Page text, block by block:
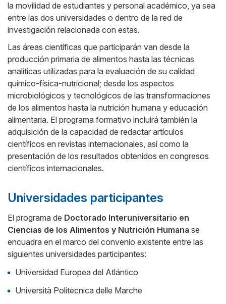
la movilidad de estudiantes y personal académico, ya sea
entre las dos universidades o dentro de la red de
investigación relacionada con estas.
Las áreas científicas que participarán van desde la
producción primaria de alimentos hasta las técnicas
analíticas utilizadas para la evaluación de su calidad
químico-física-nutricional; desde los aspectos
microbiológicos y tecnológicos de las transformaciones
de los alimentos hasta la nutrición humana y educación
alimentaria. El programa formativo incluirá también la
adquisición de la capacidad de redactar artículos
científicos en revistas internacionales, así como la
presentación de los resultados obtenidos en congresos
científicos internacionales.
Universidades participantes
El programa de Doctorado Interuniversitario en
Ciencias de los Alimentos y Nutrición Humana se
encuadra en el marco del convenio existente entre las
siguientes universidades participantes:
Universidad Europea del Atlántico
Università Politecnica delle Marche